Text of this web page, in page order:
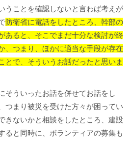
うことを確認しないと言わば考えが
防衛省に電話をしたところ、幹部の
あると、そこでまだ十分な検討が終
、つまり、ほかに適当な手段が存在
とで、そういうお話だったと思いま
そういったお話を併せてお話をし
つまり被災を受けた方々が困ってい
きないかと相談をしたところ、建設
ると同時に、ボランティアの募集も